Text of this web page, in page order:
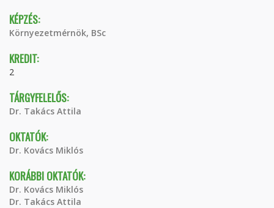
KÉPZÉS:
Környezetmérnök, BSc
KREDIT:
2
TÁRGYFELELŐS:
Dr. Takács Attila
OKTATÓK:
Dr. Kovács Miklós
KORÁBBI OKTATÓK:
Dr. Kovács Miklós
Dr. Takács Attila